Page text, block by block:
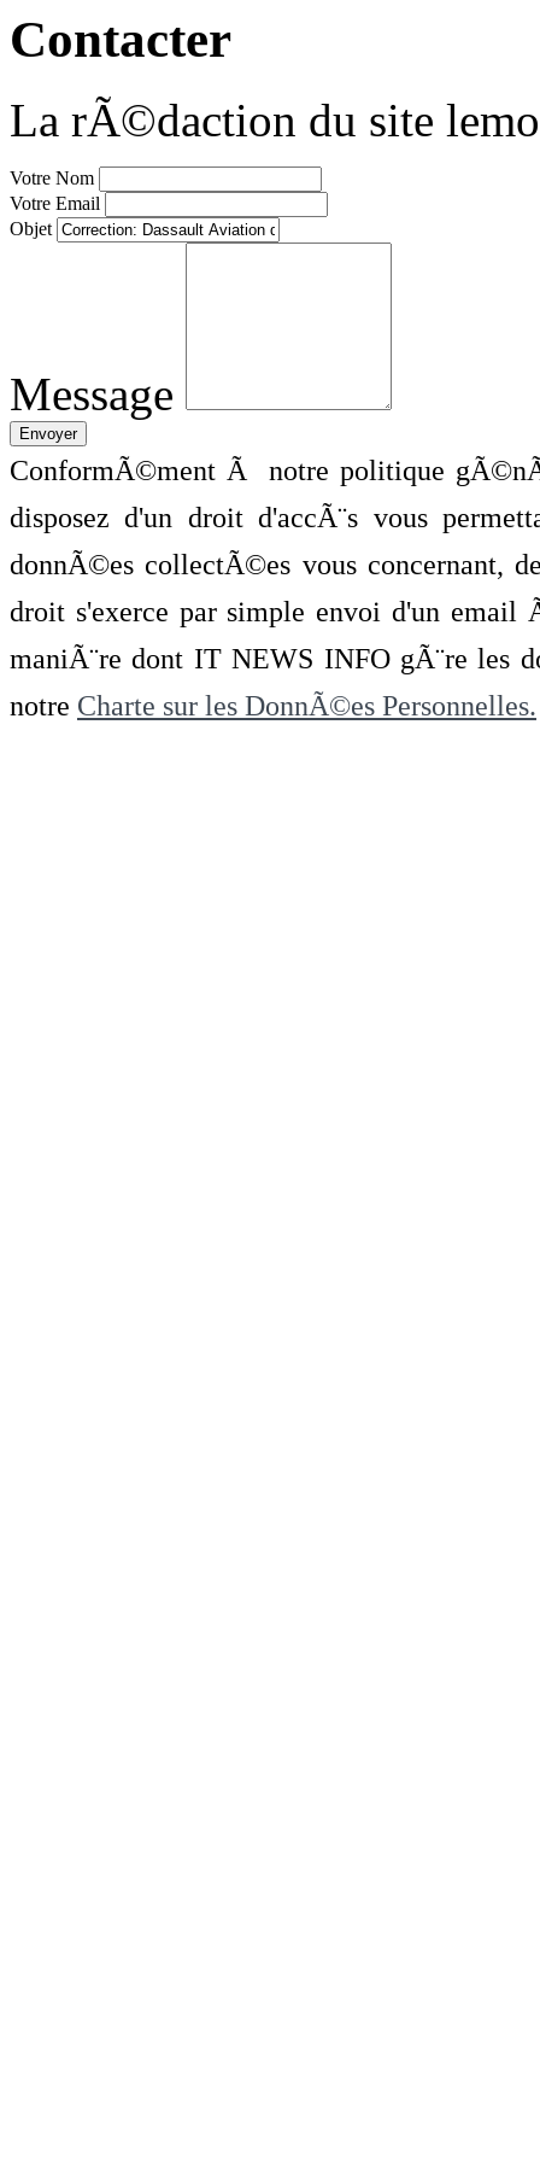
Contacter
La rÃ©daction du site
Votre Nom
Votre Email
Objet
Message
ConformÃ©ment Ã notre politique
disposez d'un droit d'accÃ¨s vous
donnÃ©es collectÃ©es vous concernant,
droit s'exerce par simple envoi d'un
maniÃ¨re dont IT NEWS INFO gÃ¨re les
notre Charte sur les DonnÃ©es Personnelles.